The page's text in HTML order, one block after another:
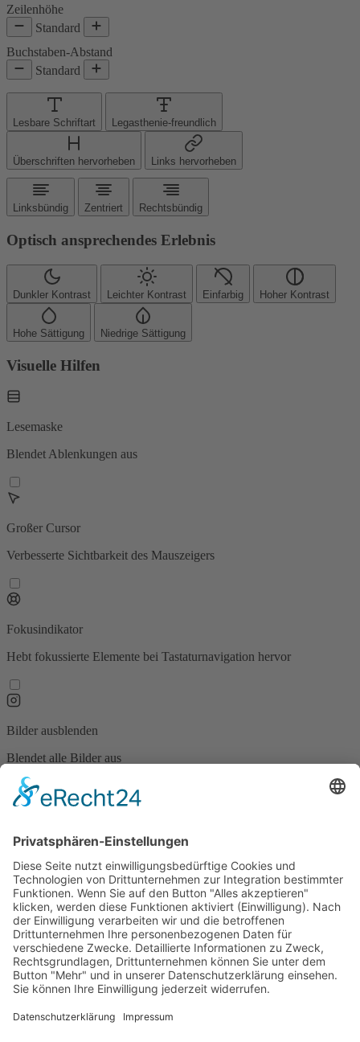
Zeilenhöhe
Standard
Buchstaben-Abstand
Standard
Lesbare Schriftart Legasthenie-freundlich
Überschriften hervorheben Links hervorheben
Linksbündig Zentriert Rechtsbündig
Optisch ansprechendes Erlebnis
Dunkler Kontrast Leichter Kontrast Einfarbig Hoher Kontrast
Hohe Sättigung Niedrige Sättigung
Visuelle Hilfen
Lesemaske
Blendet Ablenkungen aus
Großer Cursor
Verbesserte Sichtbarkeit des Mauszeigers
Fokusindikator
Hebt fokussierte Elemente bei Tastaturnavigation hervor
Bilder ausblenden
Blendet alle Bilder aus
Stoppt alle Animationen auf der Seite
Lesemodus
Optimierte Ansicht zum Lesen